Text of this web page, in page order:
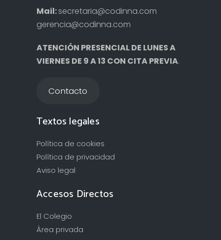
Mail:secretaria@codinna.com
gerencia@codinna.com
ATENCIÓN PRESENCIAL DE LUNES A
VIERNES DE 9 A 13 CON CITA PREVIA.
Contacto
Textos legales
Política de cookies
Política de privacidad
Aviso legal
Accesos Directos
El Colegio
Área privada